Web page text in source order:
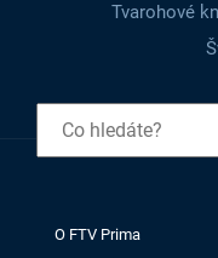
Tvarohové
O FTV Prima